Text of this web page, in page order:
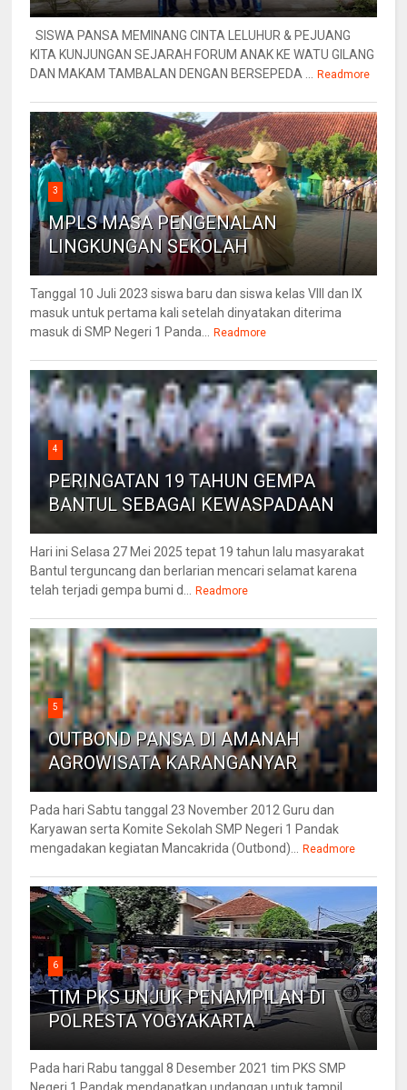
SISWA PANSA MEMINANG CINTA LELUHUR & PEJUANG
KITA KUNJUNGAN SEJARAH FORUM ANAK KE WATU GILANG
DAN MAKAM TAMBALAN DENGAN BERSEPEDA ...
Readmore
3
MPLS MASA PENGENALAN
LINGKUNGAN SEKOLAH
Tanggal 10 Juli 2023 siswa baru dan siswa kelas VIII dan IX
masuk untuk pertama kali setelah dinyatakan diterima
masuk di SMP Negeri 1 Panda...
Readmore
4
PERINGATAN 19 TAHUN GEMPA
BANTUL SEBAGAI KEWASPADAAN
Hari ini Selasa 27 Mei 2025 tepat 19 tahun lalu masyarakat
Bantul terguncang dan berlarian mencari selamat karena
telah terjadi gempa bumi d...
Readmore
5
OUTBOND PANSA DI AMANAH
AGROWISATA KARANGANYAR
Pada hari Sabtu tanggal 23 November 2012 Guru dan
Karyawan serta Komite Sekolah SMP Negeri 1 Pandak
mengadakan kegiatan Mancakrida (Outbond)...
Readmore
6
TIM PKS UNJUK PENAMPILAN DI
POLRESTA YOGYAKARTA
Pada hari Rabu tanggal 8 Desember 2021 tim PKS SMP